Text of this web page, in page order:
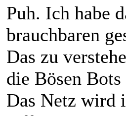
Puh. Ich habe
brauchbaren
Das zu
die Bösen
Das Netz wird